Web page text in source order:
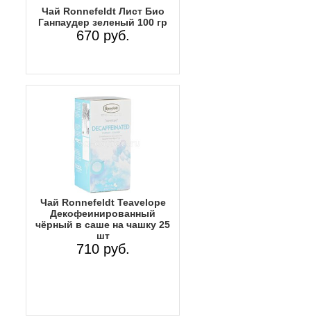
Чай Ronnefeldt Лист Био
Ганпаудер зеленый 100 гр
670 руб.
Чай Ronnefeldt Teavelope
Декофеинированный
чёрный в саше на чашку 25
шт
710 руб.